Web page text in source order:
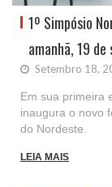
1º Simpósio
amanhã, 19
Setembro 18,
Em sua primeira
inaugura o novo
do Nordeste.
LEIA MAIS